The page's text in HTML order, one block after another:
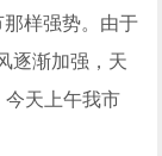
样强势。由于
逐渐加强，天
今天上午我市